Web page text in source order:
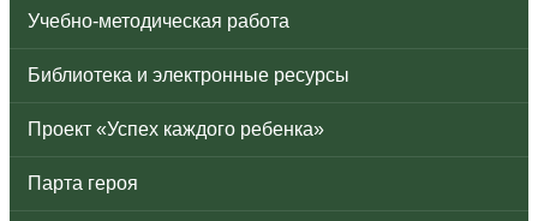
Учебно-методическая работа
Библиотека и электронные ресурсы
Проект «Успех каждого ребенка»
Парта героя